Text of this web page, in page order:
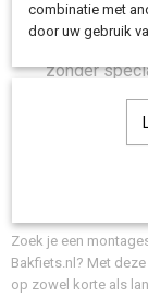
montage
Eenvoudige
zonder
Nieuw
Montage
Zoek je een
Bakfiets.nl? Met
op zowel korte als
combinatie met
door uw gebruik